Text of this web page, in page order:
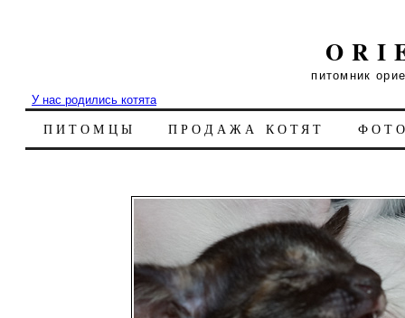
питомник
У нас родились котята
ПИТОМЦЫ ПРОДАЖА КОТЯТ